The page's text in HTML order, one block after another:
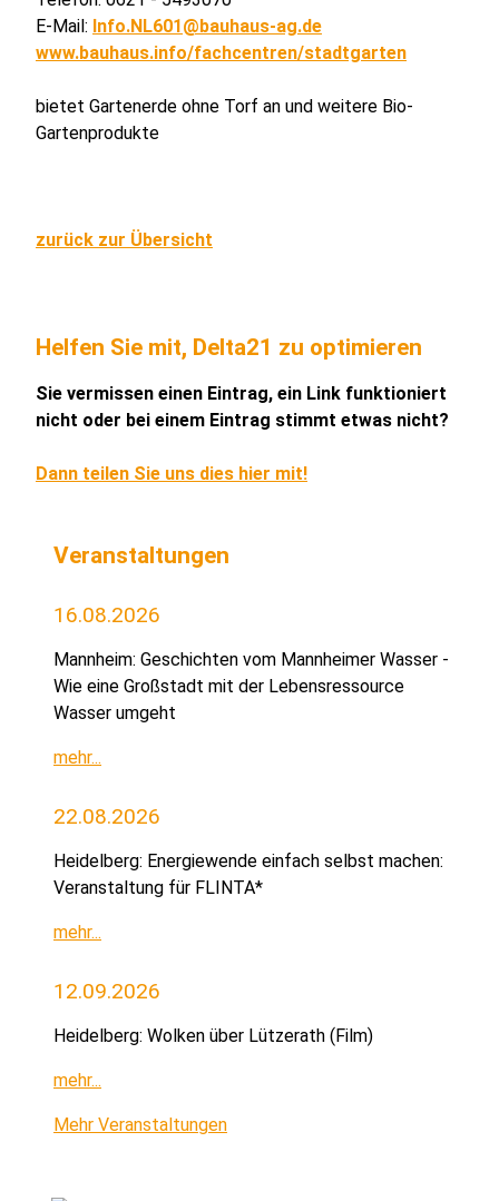
E-Mail: Info.NL601@bauhaus-ag.de
www.bauhaus.info/fachcentren/stadtgarten
bietet Gartenerde ohne Torf an und weitere Bio-
Gartenprodukte
zurück zur Übersicht
Helfen Sie mit, Delta21 zu optimieren
Sie vermissen einen Eintrag, ein Link funktioniert
nicht oder bei einem Eintrag stimmt etwas nicht?
Dann teilen Sie uns dies hier mit!
Veranstaltungen
16.08.2026
Mannheim: Geschichten vom Mannheimer Wasser -
Wie eine Großstadt mit der Lebensressource
Wasser umgeht
mehr...
22.08.2026
Heidelberg: Energiewende einfach selbst machen:
Veranstaltung für FLINTA*
mehr...
12.09.2026
Heidelberg: Wolken über Lützerath (Film)
mehr...
Mehr Veranstaltungen